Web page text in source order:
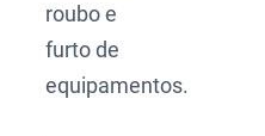
roubo e
furto de
equipamentos.